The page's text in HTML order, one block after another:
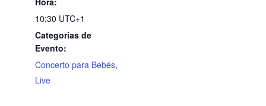
10:30 UTC+1
Categorias de
Evento:
Concerto para Bebés,
Live